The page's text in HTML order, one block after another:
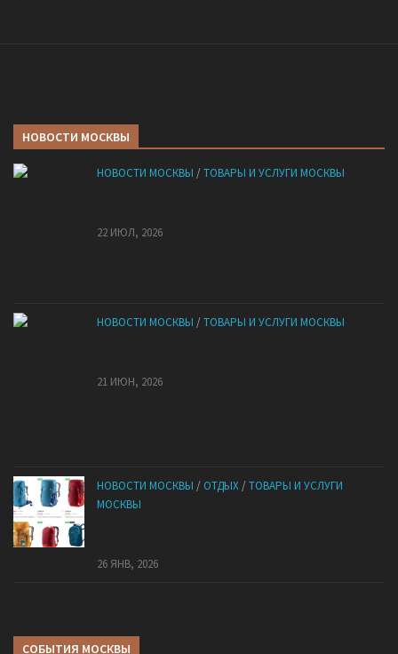
НОВОСТИ МОСКВЫ
НОВОСТИ МОСКВЫ /ТОВАРЫ И УСЛУГИ МОСКВЫ
22 ИЮЛ, 2026
НОВОСТИ МОСКВЫ /ТОВАРЫ И УСЛУГИ МОСКВЫ
21 ИЮН, 2026
НОВОСТИ МОСКВЫ / ОТДЫХ /ТОВАРЫ И УСЛУГИ
МОСКВЫ
26 ЯНВ, 2026
СОБЫТИЯ МОСКВЫ